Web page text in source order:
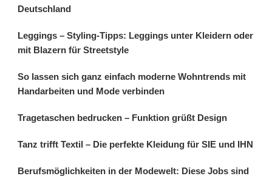
Deutschland
Leggings – Styling-Tipps: Leggings unter Kleidern oder
mit Blazern für Streetstyle
So lassen sich ganz einfach moderne Wohntrends mit
Handarbeiten und Mode verbinden
Tragetaschen bedrucken – Funktion grüßt Design
Tanz trifft Textil – Die perfekte Kleidung für SIE und IHN
Berufsmöglichkeiten in der Modewelt: Diese Jobs sind